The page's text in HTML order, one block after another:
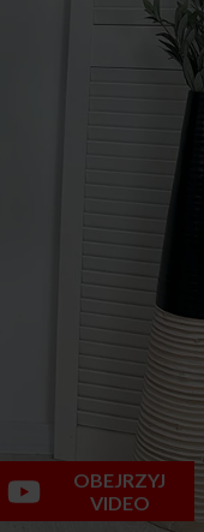
OBEJRZYJ
VIDEO